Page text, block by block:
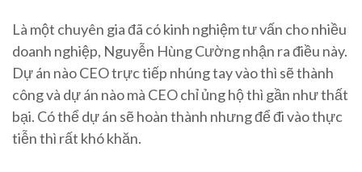
Là một chuyên gia đã có kinh nghiệm tư vấn cho nhiều
doanh nghiệp, Nguyễn Hùng Cường nhận ra điều này.
Dự án nào CEO trực tiếp nhúng tay vào thì sẽ thành
công và dự án nào mà CEO chỉ ủng hộ thì gần như thất
bại. Có thể dự án sẽ hoàn thành nhưng để đi vào thực
tiễn thì rất khó khăn.